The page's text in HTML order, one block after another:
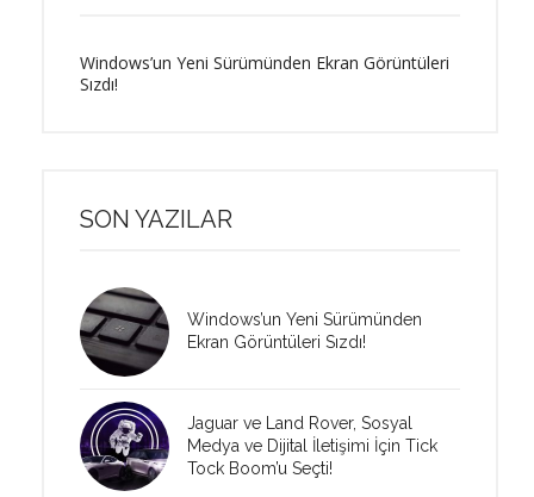
Windows’un Yeni Sürümünden Ekran Görüntüleri
Sızdı!
SON YAZILAR
Windows’un Yeni Sürümünden
Ekran Görüntüleri Sızdı!
Jaguar ve Land Rover, Sosyal
Medya ve Dijital İletişimi İçin Tick
Tock Boom’u Seçti!